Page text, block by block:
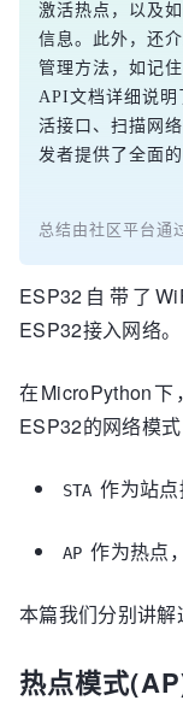
激活热点，以及
信息。此外，还
管理方法，如记
API文档详细说
活接口、扫描网
发者提供了全面
总结由社区平台通
ESP32自带了
ESP32接入网络。
在MicroPython
ESP32的网络模式
STA 作为站
AP 作为热点
本篇我们分别讲解
热点模式